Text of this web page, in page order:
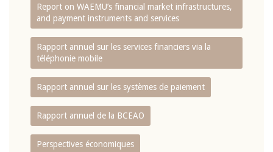
Report on WAEMU’s financial market infrastructures,
and payment instruments and services
Rapport annuel sur les services financiers via la
téléphonie mobile
Rapport annuel sur les systèmes de paiement
Rapport annuel de la BCEAO
Perspectives économiques